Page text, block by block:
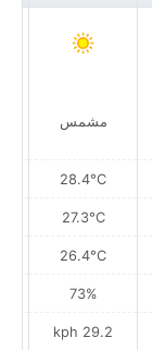
مشمس
28.4°C
27.3°C
26.4°C
73%
29.2 kph